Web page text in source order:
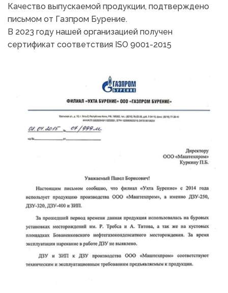
Качество выпускаемой продукции, подтверждено
письмом от Газпром Бурение.
В 2023 году нашей организацией получен
сертификат соответствия ISO 9001-2015